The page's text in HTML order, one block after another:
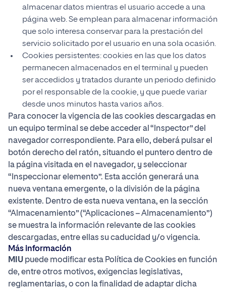
almacenar datos mientras el usuario accede a una
página web. Se emplean para almacenar información
que solo interesa conservar para la prestación del
servicio solicitado por el usuario en una sola ocasión.
Cookies persistentes: cookies en las que los datos
permanecen almacenados en el terminal y pueden
ser accedidos y tratados durante un periodo definido
por el responsable de la cookie, y que puede variar
desde unos minutos hasta varios años.
Para conocer la vigencia de las cookies descargadas en
un equipo terminal se debe acceder al “Inspector” del
navegador correspondiente. Para ello, deberá pulsar el
botón derecho del ratón, situando el puntero dentro de
la página visitada en el navegador, y seleccionar
“Inspeccionar elemento”. Esta acción generará una
nueva ventana emergente, o la división de la página
existente. Dentro de esta nueva ventana, en la sección
“Almacenamiento” (“Aplicaciones – Almacenamiento”)
se muestra la información relevante de las cookies
descargadas, entre ellas su caducidad y/o vigencia.
Más información
MIU puede modificar esta Política de Cookies en función
de, entre otros motivos, exigencias legislativas,
reglamentarias, o con la finalidad de adaptar dicha